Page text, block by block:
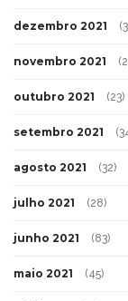
dezembro 2021
novembro 2021
outubro 2021 (23)
setembro 2021
agosto 2021 (32)
julho 2021 (28)
junho 2021 (83)
maio 2021 (45)